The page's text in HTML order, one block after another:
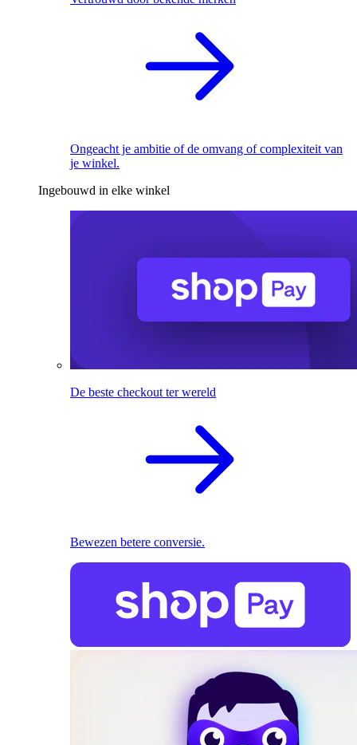
Ongeacht je ambitie of de omvang of complexiteit van
je winkel.
Ingebouwd in elke winkel
De beste checkout ter wereld
Bewezen betere conversie.